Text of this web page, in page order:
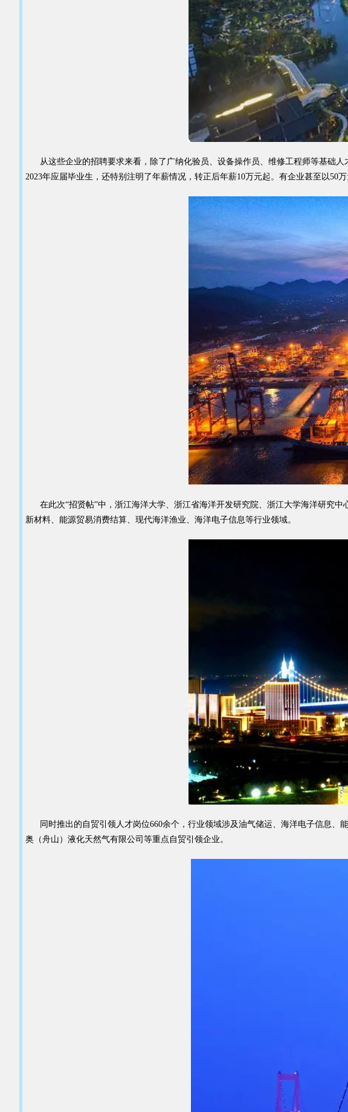
从这些企业的招聘要求来看，除了广纳化验员、设备操作员、维修工程师等基础人
2023年应届毕业生，还特别注明了年薪情况，转正后年薪10万元起。有企业甚至以50
在此次“招贤帖”中，浙江海洋大学、浙江省海洋开发研究院、浙江大学海洋研究中
新材料、能源贸易消费结算、现代海洋渔业、海洋电子信息等行业领域。
同时推出的自贸引领人才岗位660余个，行业领域涉及油气储运、海洋电子信息、
奥（舟山）液化天然气有限公司等重点自贸引领企业。